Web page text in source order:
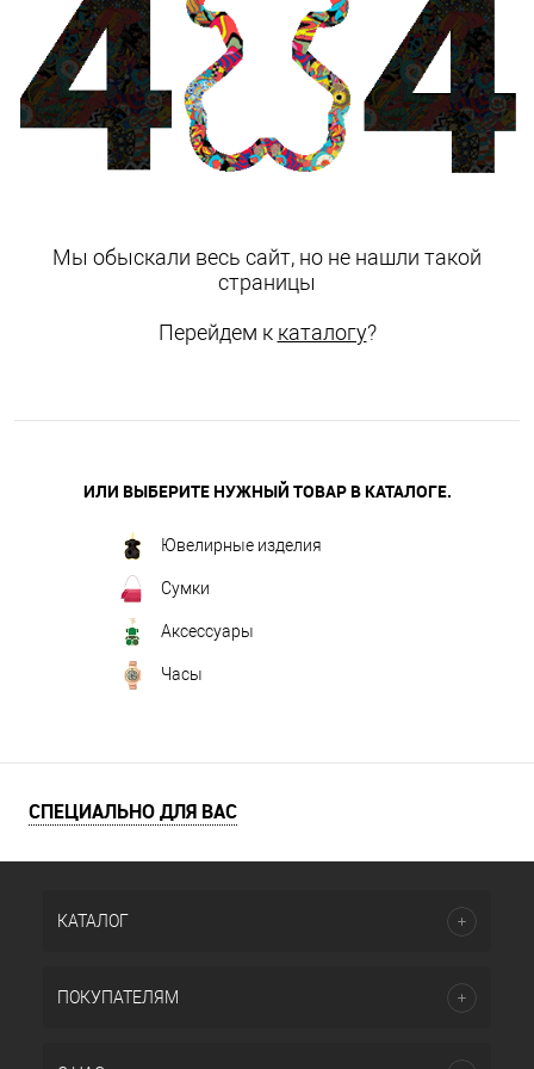
Мы обыскали весь сайт, но не нашли такой
страницы
Перейдем к каталогу?
ИЛИ ВЫБЕРИТЕ НУЖНЫЙ ТОВАР В КАТАЛОГЕ.
Ювелирные изделия
Сумки
Аксессуары
Часы
СПЕЦИАЛЬНО ДЛЯ ВАС
КАТАЛОГ
ПОКУПАТЕЛЯМ